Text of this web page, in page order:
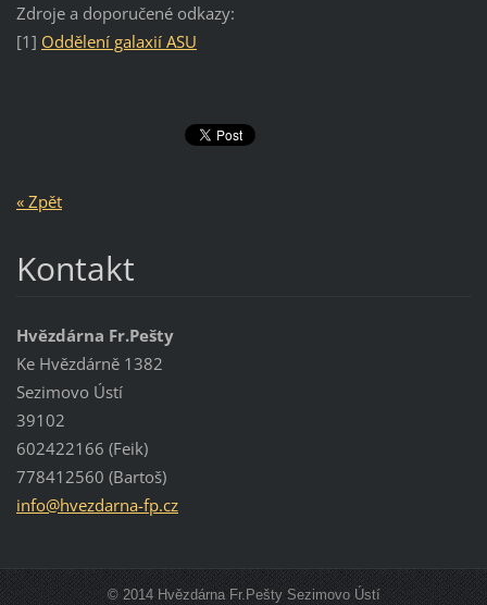
Zdroje a doporučené odkazy:
[1] Oddělení galaxií ASU
« Zpět
Kontakt
Hvězdárna Fr.Pešty
Ke Hvězdárně 1382
Sezimovo Ústí
39102
602422166 (Feik)
778412560 (Bartoš)
info@hvezdarna-fp.cz
© 2014 Hvězdárna Fr.Pešty Sezimovo Ústí